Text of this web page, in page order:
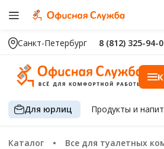
Санкт-Петербург 8 (812) 325-94-
Для юрлиц Продуктыи
Каталог Все для туалетных